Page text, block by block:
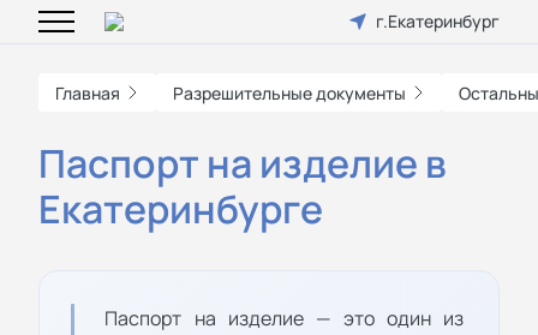
г.Екатеринбург
Главная Разрешительные документы
Паспорт на изделие в
Екатеринбурге
Паспорт на изделие — это один из